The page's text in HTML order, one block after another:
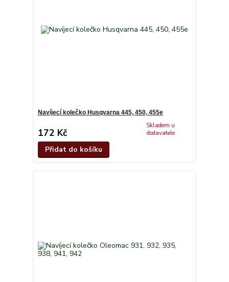
Navíjecí kolečko Husqvarna 445, 450, 455e
172 Kč
Skladem u
dodavatele
Přidat do košíku